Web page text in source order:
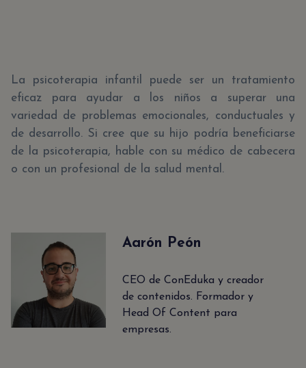
La psicoterapia infantil puede ser un tratamiento
eficaz para ayudar a los niños a superar una
variedad de problemas emocionales, conductuales y
de desarrollo. Si cree que su hijo podría beneficiarse
de la psicoterapia, hable con su médico de cabecera
o con un profesional de la salud mental.
Aarón Peón
CEO de ConEduka y creador
de contenidos. Formador y
Head Of Content para
empresas.